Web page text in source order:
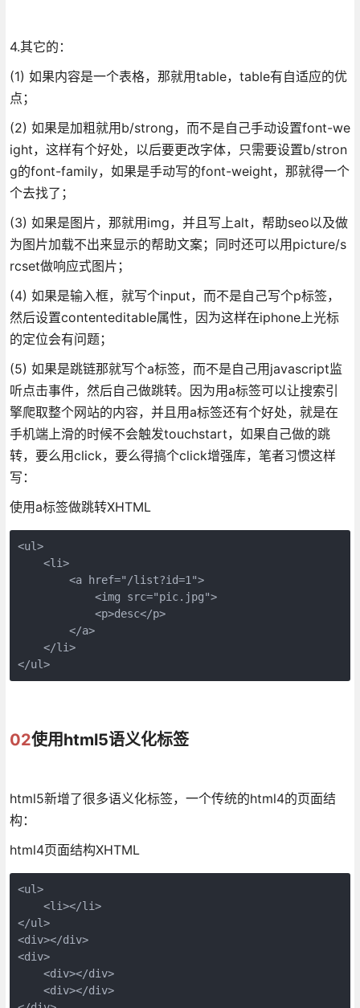
4.其它的：
(1) 如果内容是一个表格，那就用table，table有自适应的优
点；
(2) 如果是加粗就用b/strong，而不是自己手动设置font-we
ight，这样有个好处，以后要更改字体，只需要设置b/stron
g的font-family，如果是手动写的font-weight，那就得一个
个去找了；
(3) 如果是图片，那就用img，并且写上alt，帮助seo以及做
为图片加载不出来显示的帮助文案；同时还可以用picture/s
rcset做响应式图片；
(4) 如果是输入框，就写个input，而不是自己写个p标签，
然后设置contenteditable属性，因为这样在iphone上光标
的定位会有问题；
(5) 如果是跳链那就写个a标签，而不是自己用javascript监
听点击事件，然后自己做跳转。因为用a标签可以让搜索引
擎爬取整个网站的内容，并且用a标签还有个好处，就是在
手机端上滑的时候不会触发touchstart，如果自己做的跳
转，要么用click，要么得搞个click增强库，笔者习惯这样
写：
使用a标签做跳转XHTML
<ul>
<li>
<a href="/list?id=1">
<img src="pic.jpg">
<p>desc</p>
</a>
</li>
</ul>
02使用html5语义化标签
html5新增了很多语义化标签，一个传统的html4的页面结
构：
html4页面结构XHTML
<ul>
<li></li>
</ul>
<div></div>
<div>
<div></div>
<div></div>